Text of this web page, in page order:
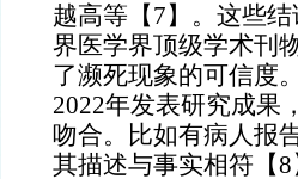
越高等【7】。这些
界医学界顶级学术刊
了濒死现象的可信度
2022年发表研究成果
吻合。比如有病人报
其描述与事实相符【8